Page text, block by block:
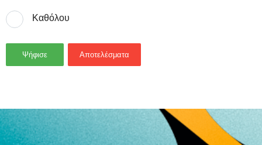
Καθόλου
Ψήφισε Αποτελέσματα
- Advertisement -